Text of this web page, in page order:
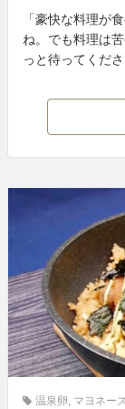
「豪快な料理が
ね。でも料理は
っと待ってくだ
温泉卵, マヨネー